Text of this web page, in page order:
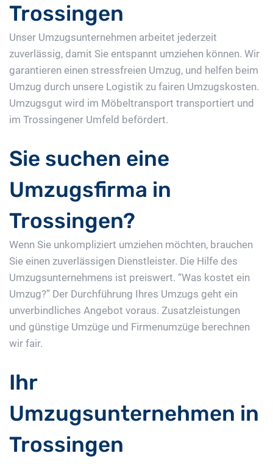
Trossingen
Unser Umzugsunternehmen arbeitet jederzeit
zuverlässig, damit Sie entspannt umziehen können. Wir
garantieren einen stressfreien Umzug, und helfen beim
Umzug durch unsere Logistik zu fairen Umzugskosten.
Umzugsgut wird im Möbeltransport transportiert und
im Trossingener Umfeld befördert.
Sie suchen eine
Umzugsfirma in
Trossingen?
Wenn Sie unkompliziert umziehen möchten, brauchen
Sie einen zuverlässigen Dienstleister. Die Hilfe des
Umzugsunternehmens ist preiswert. “Was kostet ein
Umzug?” Der Durchführung Ihres Umzugs geht ein
unverbindliches Angebot voraus. Zusatzleistungen
und günstige Umzüge und Firmenumzüge berechnen
wir fair.
Ihr
Umzugsunternehmen in
Trossingen